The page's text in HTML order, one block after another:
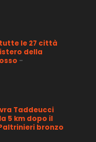
le 27 città
della
-
Taddeucci
5 km dopo il
bronzo